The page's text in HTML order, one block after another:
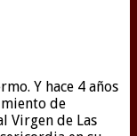
Y hace 4 años
de
Virgen de Las